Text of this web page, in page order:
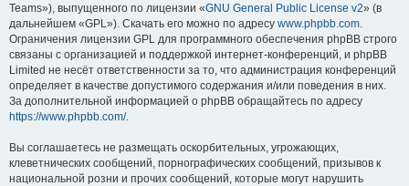
Teams»), выпущенного по лицензии «GNU General Public License v2» (в
дальнейшем «GPL»). Скачать его можно по адресу www.phpbb.com.
Ограничения лицензии GPL для программного обеспечения phpBB строго
связаны с организацией и поддержкой интернет-конференций, и phpBB
Limited не несёт ответственности за то, что администрация конференций
определяет в качестве допустимого содержания и/или поведения в них.
За дополнительной информацией о phpBB обращайтесь по адресу
https://www.phpbb.com/.
Вы соглашаетесь не размещать оскорбительных, угрожающих,
клеветнических сообщений, порнографических сообщений, призывов к
национальной розни и прочих сообщений, которые могут нарушить